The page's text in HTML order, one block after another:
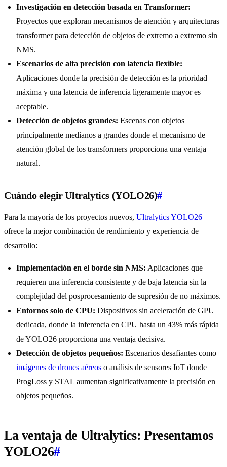
Investigación en detección basada en Transformer:
Proyectos que exploran mecanismos de atención y arquitecturas
transformer para detección de objetos de extremo a extremo sin
NMS.
Escenarios de alta precisión con latencia flexible:
Aplicaciones donde la precisión de detección es la prioridad
máxima y una latencia de inferencia ligeramente mayor es
aceptable.
Detección de objetos grandes: Escenas con objetos
principalmente medianos a grandes donde el mecanismo de
atención global de los transformers proporciona una ventaja
natural.
Cuándo elegir Ultralytics (YOLO26)#
Para la mayoría de los proyectos nuevos, Ultralytics YOLO26
ofrece la mejor combinación de rendimiento y experiencia de
desarrollo:
Implementación en el borde sin NMS: Aplicaciones que
requieren una inferencia consistente y de baja latencia sin la
complejidad del posprocesamiento de supresión de no máximos.
Entornos solo de CPU: Dispositivos sin aceleración de GPU
dedicada, donde la inferencia en CPU hasta un 43% más rápida
de YOLO26 proporciona una ventaja decisiva.
Detección de objetos pequeños: Escenarios desafiantes como
imágenes de drones aéreos o análisis de sensores IoT donde
ProgLoss y STAL aumentan significativamente la precisión en
objetos pequeños.
La ventaja de Ultralytics: Presentamos
YOLO26#